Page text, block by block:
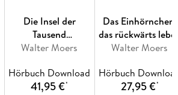
Die Insel der
Tausend
Leuchttürme
Walter Moers
Hörbuch Download
41,95 €*
Das Einhörnchen,
das rückwärts
wollte
Walter Moers
Hörbuch
27,95 €*